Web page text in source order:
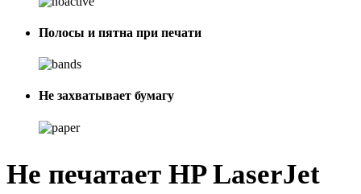
Полосы и пятна при печати
Не захватывает бумагу
Не печатает HP LaserJet